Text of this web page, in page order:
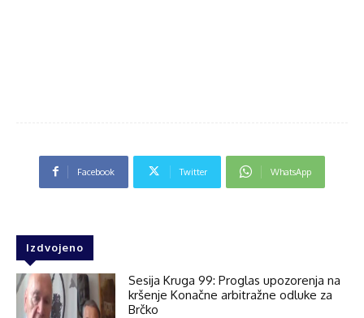
Facebook Twitter WhatsApp
Izdvojeno
Sesija Kruga 99: Proglas upozorenja na
kršenje Konačne arbitražne odluke za
Brčko